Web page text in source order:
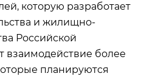
которую разработает
и жилищно-
Российской
взаимодействие более
планируются